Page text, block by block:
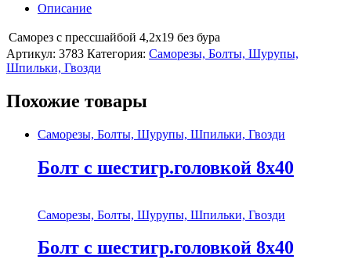
Описание
Саморез с прессшайбой 4,2х19 без бура
Артикул: 3783 Категория: Саморезы, Болты, Шурупы,
Шпильки, Гвозди
Похожие товары
Саморезы, Болты, Шурупы, Шпильки, Гвозди
Болт с шестигр.головкой 8х40
Саморезы, Болты, Шурупы, Шпильки, Гвозди
Болт с шестигр.головкой 8х40